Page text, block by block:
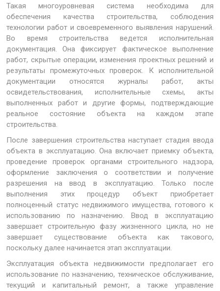
Такая многоуровневая система необходима для
обеспечения качества строительства, соблюдения
технологии работ и своевременного выявления нарушений.
Во время строительства ведется исполнительная
документация. Она фиксирует фактическое выполнение
работ, скрытые операции, изменения проектных решений и
результаты промежуточных проверок. К исполнительной
документации относятся журналы работ, акты
освидетельствования, исполнительные схемы, акты
выполненных работ и другие формы, подтверждающие
реальное состояние объекта на каждом этапе
строительства.
После завершения строительства наступает стадия ввода
объекта в эксплуатацию. Она включает приемку объекта,
проведение проверок органами строительного надзора,
оформление заключения о соответствии и получение
разрешения на ввод в эксплуатацию. Только после
выполнения этих процедур объект приобретает
полноценный статус недвижимого имущества, готового к
использованию по назначению. Ввод в эксплуатацию
завершает строительную фазу жизненного цикла, но не
завершает существование объекта как такового,
поскольку далее начинается этап эксплуатации.
Эксплуатация объекта недвижимости предполагает его
использование по назначению, техническое обслуживание,
текущий и капитальный ремонт, а также управление